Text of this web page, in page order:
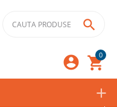
0



